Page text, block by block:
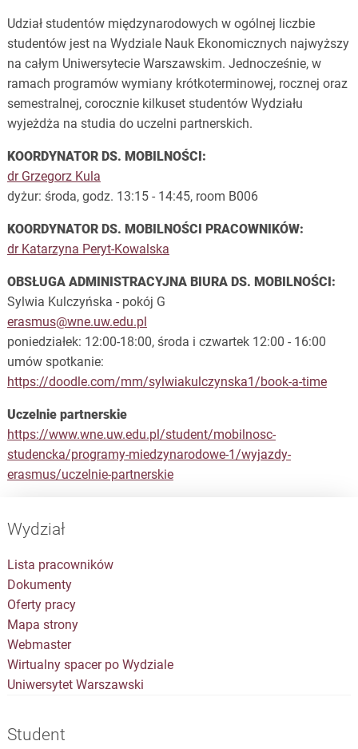
Udział studentów międzynarodowych w ogólnej liczbie
studentów jest na Wydziale Nauk Ekonomicznych najwyższy
na całym Uniwersytecie Warszawskim. Jednocześnie, w
ramach programów wymiany krótkoterminowej, rocznej oraz
semestralnej, corocznie kilkuset studentów Wydziału
wyjeżdża na studia do uczelni partnerskich.
KOORDYNATOR DS. MOBILNOŚCI:
dr Grzegorz Kula
dyżur: środa, godz. 13:15 - 14:45, room B006
KOORDYNATOR DS. MOBILNOŚCI PRACOWNIKÓW:
dr Katarzyna Peryt-Kowalska
OBSŁUGA ADMINISTRACYJNA BIURA DS. MOBILNOŚCI:
Sylwia Kulczyńska - pokój G
erasmus@wne.uw.edu.pl
poniedziałek: 12:00-18:00, środa i czwartek 12:00 - 16:00
umów spotkanie:
https://doodle.com/mm/sylwiakulczynska1/book-a-time
Uczelnie partnerskie
https://www.wne.uw.edu.pl/student/mobilnosc-
studencka/programy-miedzynarodowe-1/wyjazdy-
erasmus/uczelnie-partnerskie
Wydział
Lista pracowników
Dokumenty
Oferty pracy
Mapa strony
Webmaster
Wirtualny spacer po Wydziale
Uniwersytet Warszawski
Student